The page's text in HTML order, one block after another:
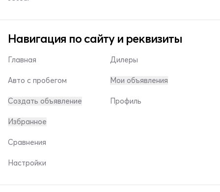
Навигация по сайту и реквизиты
Главная
Авто с пробегом
Создать объявление
Дилеры
Мои объявления
Профиль
Избранное
Сравнения
Настройки